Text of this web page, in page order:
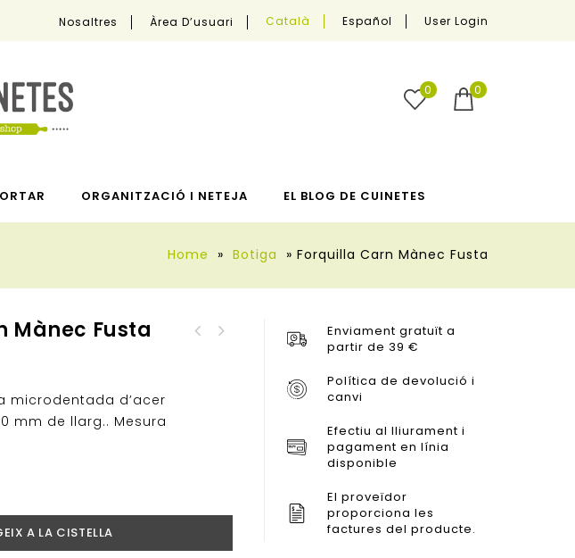
Nosaltres Àrea D’usuari Català Español User Login
0
0
ORGANITZACIÓ I NETEJA EL BLOG DE CUINETES
Home » Botiga » Forquilla Carn Mànec Fusta
Mànec Fusta
microdentada d’acer
mm de llarg.. Mesura
A LA CISTELLA
Enviament gratuït a
partir de 39 €
Política de devolució i
canvi
Efectiu al lliurament i
pagament en línia
disponible
El proveïdor
proporciona les
factures del producte.